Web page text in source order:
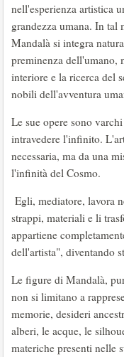
nell'esperienza artistica
grandezza umana. In
Mandalà si integra
preminenza dell'umano,
interiore e la ricerca del
nobili dell'avventura
Le sue opere sono
intravedere l'infinito.
necessaria, ma da una
l'infinità del Cosmo.
Egli, mediatore, lavora
strappi, materiali e li
appartiene
dell'artista", diventando
Le figure di Mandalà,
non si limitano a
memorie, desideri
alberi, le acque, le
materiche presenti nelle